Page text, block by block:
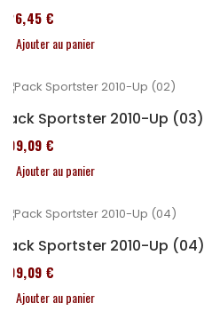
326,45 €
Ajouter au panier
Pack Sportster 2010-Up (03)
409,09 €
Ajouter au panier
Pack Sportster 2010-Up (04)
409,09 €
Ajouter au panier